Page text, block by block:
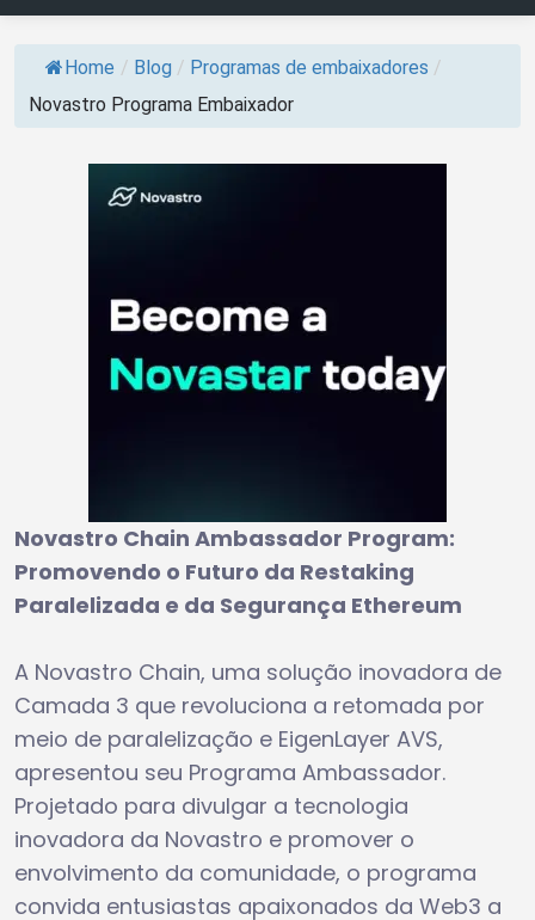
Home / Blog / Programas de embaixadores /
Novastro Programa Embaixador
Novastro Chain Ambassador Program:
Promovendo o Futuro da Restaking
Paralelizada e da Segurança Ethereum
A Novastro Chain, uma solução inovadora de
Camada 3 que revoluciona a retomada por
meio de paralelização e EigenLayer AVS,
apresentou seu Programa Ambassador.
Projetado para divulgar a tecnologia
inovadora da Novastro e promover o
envolvimento da comunidade, o programa
convida entusiastas apaixonados da Web3 a